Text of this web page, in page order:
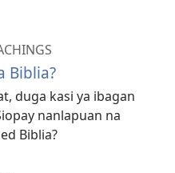
Biblia?
duga kasi ya ibagan
nanlapuan na
Biblia?